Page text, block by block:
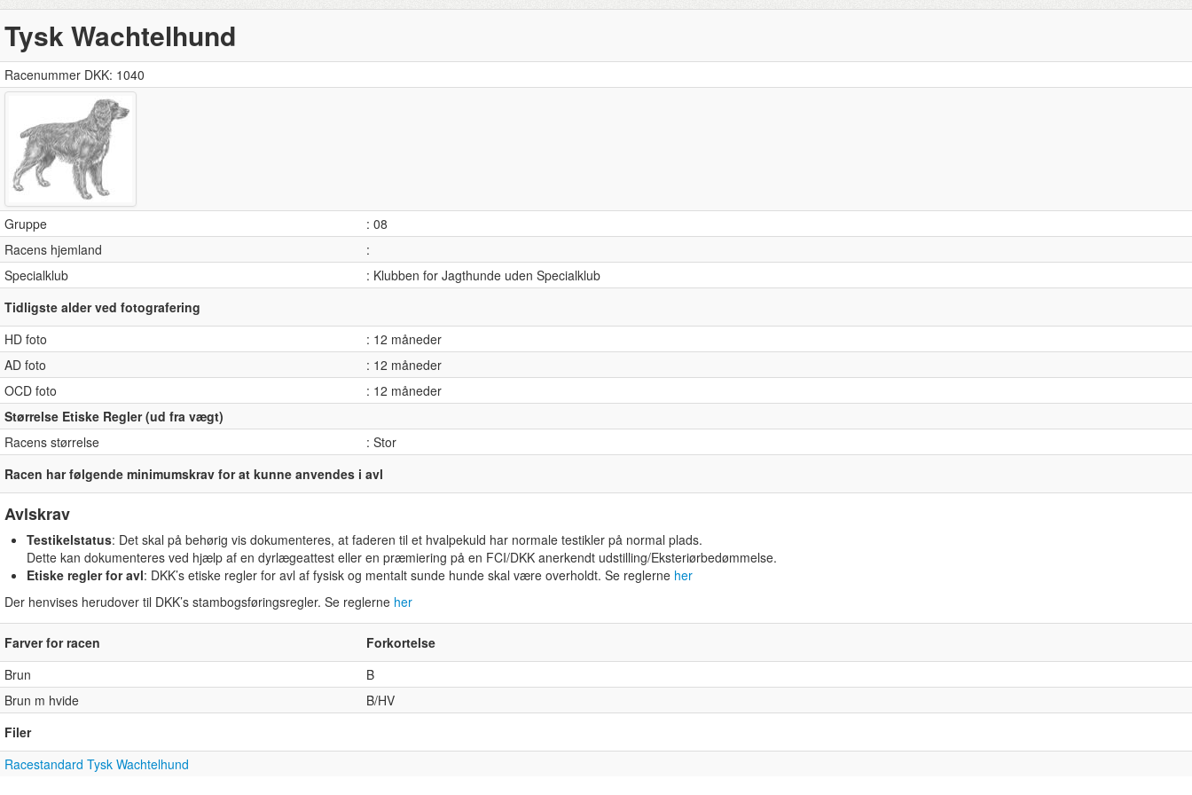
Tysk Wachtelhund
Racenummer DKK: 1040
Gruppe
: 08
Racens hjemland
:
Specialklub
: Klubben for Jagthunde uden Specialklub
Tidligste alder ved fotografering
HD foto
: 12 måneder
AD foto
: 12 måneder
OCD foto
: 12 måneder
Størrelse Etiske Regler (ud fra vægt)
Racens størrelse
: Stor
Racen har følgende minimumskrav for at kunne anvendes i avl
Avlskrav
Testikelstatus: Det skal på behørig vis dokumenteres, at faderen til et hvalpekuld har normale testikler på normal plads.
Dette kan dokumenteres ved hjælp af en dyrlægeattest eller en præmiering på en FCI/DKK anerkendt udstilling/Eksteriørbedømmelse.
Etiske regler for avl: DKK’s etiske regler for avl af fysisk og mentalt sunde hunde skal være overholdt. Se reglerne her
Der henvises herudover til DKK’s stambogsføringsregler. Se reglerne her
Farver for racen
Forkortelse
Brun
B
Brun m hvide
B/HV
Filer
Racestandard Tysk Wachtelhund